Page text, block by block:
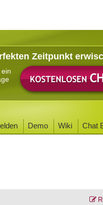
Zeitpunkt
Demo Wiki Chat